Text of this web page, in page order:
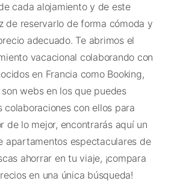
cada alojamiento y de este
de reservarlo de forma cómoda y
adecuado. Te abrimos el
vacacional colaborando con
en Francia como Booking,
webs en los que puedes
colaboraciones con ellos para
de lo mejor, encontrarás aquí un
apartamentos espectaculares de
ahorrar en tu viaje, ¡compara
en una única búsqueda!